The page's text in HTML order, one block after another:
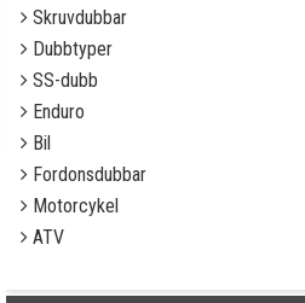
Skruvdubbar
Dubbtyper
SS-dubb
Enduro
Bil
Fordonsdubbar
Motorcykel
ATV